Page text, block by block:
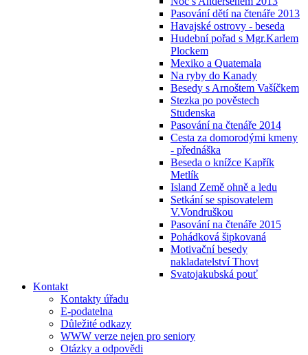
Pasování dětí na čtenáře 2013
Havajské ostrovy - beseda
Hudební pořad s Mgr.Karlem
Plockem
Mexiko a Quatemala
Na ryby do Kanady
Besedy s Arnoštem Vašíčkem
Stezka po pověstech
Studenska
Pasování na čtenáře 2014
Cesta za domorodými kmeny
- přednáška
Beseda o knížce Kapřík
Metlík
Island Země ohně a ledu
Setkání se spisovatelem
V.Vondruškou
Pasování na čtenáře 2015
Pohádková šipkovaná
Motivační besedy
nakladatelství Thovt
Svatojakubská pouť
Kontakt
Kontakty úřadu
E-podatelna
Důležité odkazy
WWW verze nejen pro seniory
Otázky a odpovědi